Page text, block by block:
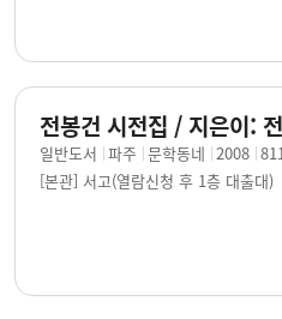
일반도서 파주 문학동네 2008
[본관] 서고(열람신청 후 1층 대출대)